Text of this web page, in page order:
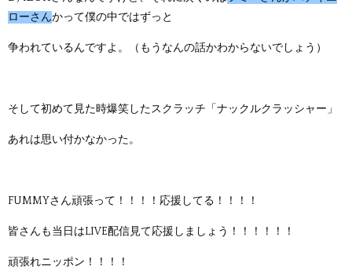
ローさんかって僕の中ではずっと
争われているんですよ。（もうなんの話かわからないでしょう）
そして初めて見た時爆笑したスクラッチ「ナックルクラッシャー」
あれは思い付かなかった。
FUMMYさん頑張って！！！！応援してる！！！！
皆さんも当日はLIVE配信見て応援しましょう！！！！！！
頑張れニッポン！！！！